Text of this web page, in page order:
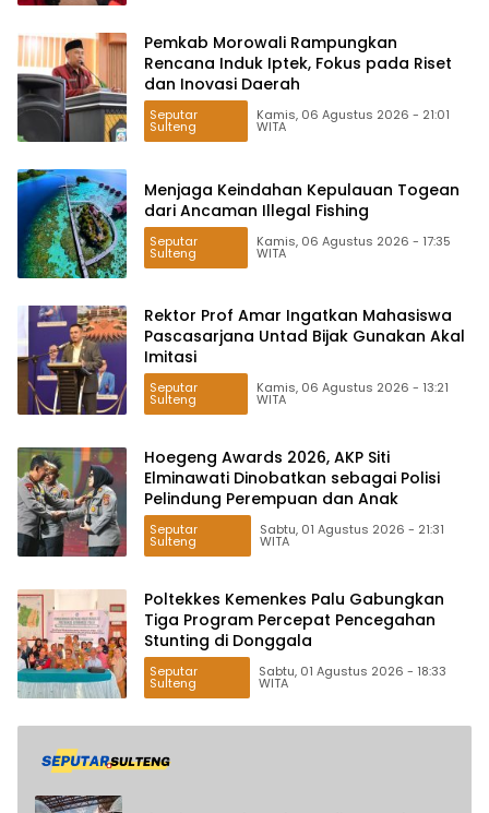
Pemkab Morowali Rampungkan
Rencana Induk Iptek, Fokus pada Riset
dan Inovasi Daerah
Seputar
Sulteng
Kamis, 06 Agustus 2026 - 21:01
WITA
Menjaga Keindahan Kepulauan Togean
dari Ancaman Illegal Fishing
Seputar
Sulteng
Kamis, 06 Agustus 2026 - 17:35
WITA
Rektor Prof Amar Ingatkan Mahasiswa
Pascasarjana Untad Bijak Gunakan Akal
Imitasi
Seputar
Sulteng
Kamis, 06 Agustus 2026 - 13:21
WITA
Hoegeng Awards 2026, AKP Siti
Elminawati Dinobatkan sebagai Polisi
Pelindung Perempuan dan Anak
Seputar
Sulteng
Sabtu, 01 Agustus 2026 - 21:31
WITA
Poltekkes Kemenkes Palu Gabungkan
Tiga Program Percepat Pencegahan
Stunting di Donggala
Seputar
Sulteng
Sabtu, 01 Agustus 2026 - 18:33
WITA